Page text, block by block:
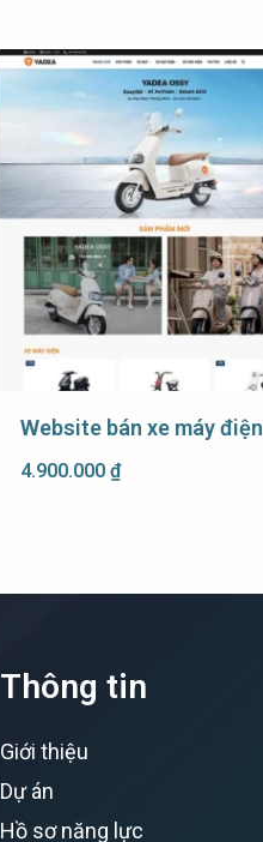
Website bán xe máy điện
4.900.000 ₫
Thông tin
Giới thiệu
Dự án
Hồ sơ năng lực